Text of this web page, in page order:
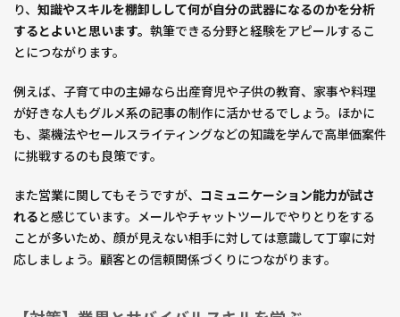
り、 知識やスキルを棚卸しして何が自分の武器になるのかを分析
するとよいと思います。 執筆できる分野と経験をアピールするこ
とにつながります。
例えば、子育て中の主婦なら出産育児や子供の教育、家事や料理
が好きな人もグルメ系の記事の制作に活かせるでしょう。ほかに
も、薬機法やセールスライティングなどの知識を学んで高単価案件
に挑戦するのも良策です。
また営業に関してもそうですが、 コミュニケーション能力が試さ
れると感じています。メールやチャットツールでやりとりをする
ことが多いため、顔が見えない相手に対しては意識して丁寧に対
応しましょう。顧客との信頼関係づくりにつながります。